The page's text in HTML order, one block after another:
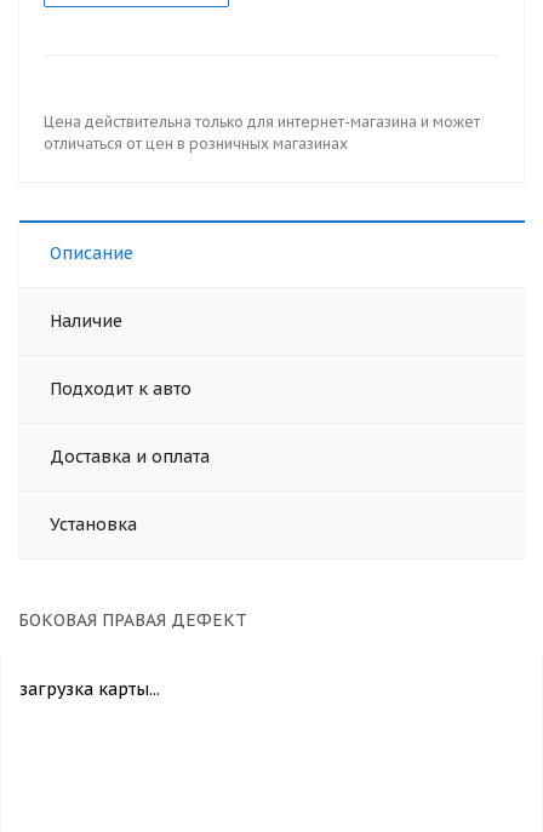
Цена действительна только для интернет-магазина и может
отличаться от цен в розничных магазинах
Описание
Наличие
Подходит к авто
Доставка и оплата
Установка
БОКОВАЯ ПРАВАЯ ДЕФЕКТ
загрузка карты...